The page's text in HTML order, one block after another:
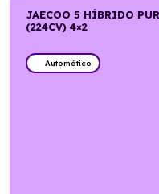
JAECOO 5 HÍBRIDO
(224CV) 4×2
Automático